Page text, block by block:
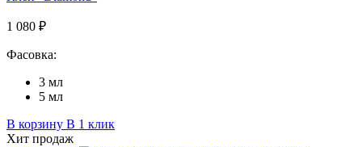
1 080 ₽
Фасовка:
3 мл
5 мл
В корзину В 1 клик
Хит продаж